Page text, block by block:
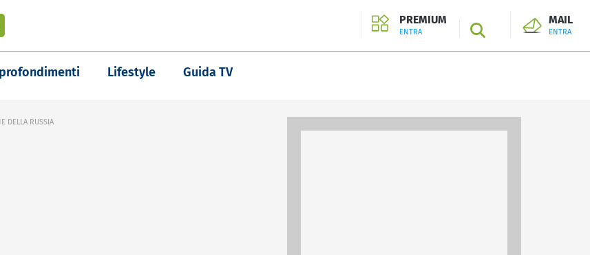
PREMIUM
ENTRA SEARCH
MAIL
ENTRA
Lifestyle Guida TV
DELLA RUSSIA